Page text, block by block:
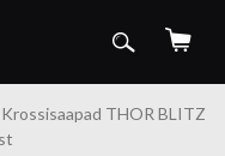
Krossisaapad THOR BLITZ